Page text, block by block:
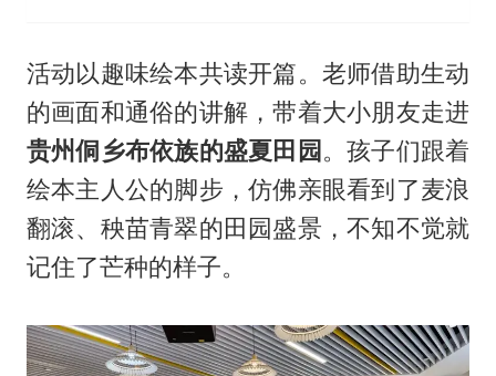
活动以趣味绘本共读开篇。老师借助生动
的画面和通俗的讲解，带着大小朋友走进
贵州侗乡布依族的盛夏田园 。孩子们跟着
绘本主人公的脚步，仿佛亲眼看到了麦浪
翻滚、秧苗青翠的田园盛景，不知不觉就
记住了芒种的样子。